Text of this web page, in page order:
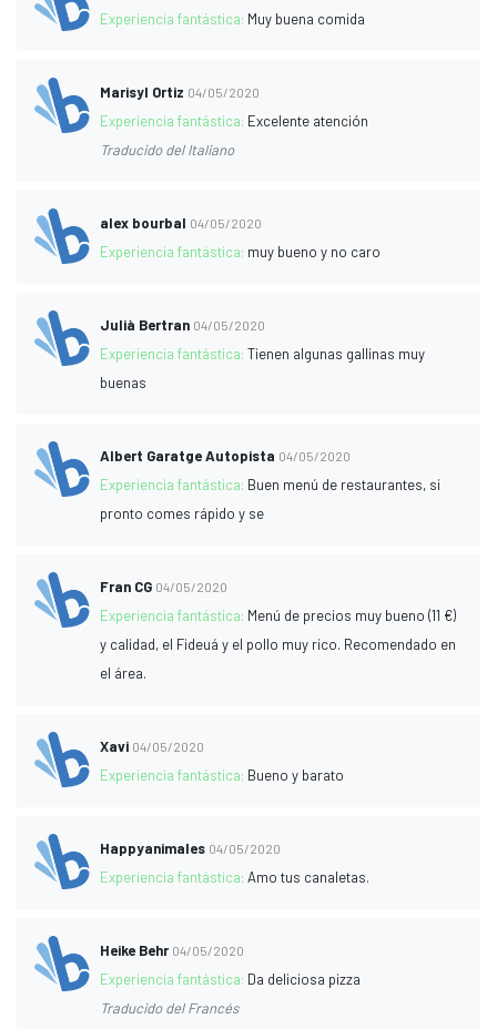
Experiencia fantástica: Muy buena comida
Marisyl Ortiz 04/05/2020
Experiencia fantástica: Excelente atención
Traducido del Italiano
alex bourbal 04/05/2020
Experiencia fantástica: muy bueno y no caro
Julià Bertran 04/05/2020
Experiencia fantástica:Tienen algunas gallinas muy
buenas
Albert Garatge Autopista 04/05/2020
Experiencia fantástica: Buen menú de restaurantes, si
pronto comes rápido y se
Fran CG 04/05/2020
Experiencia fantástica: Menú de precios muy bueno (11 €)
y calidad, el Fideuá y el pollo muy rico. Recomendado en
el área.
Xavi 04/05/2020
Experiencia fantástica: Bueno y barato
Happyanimales 04/05/2020
Experiencia fantástica:Amo tus canaletas.
Heike Behr 04/05/2020
Experiencia fantástica: Da deliciosa pizza
Traducido del Francés